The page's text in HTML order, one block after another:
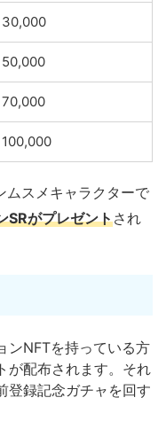
30,000
50,000
70,000
100,000
ムスメキャラクターで
SRがプレゼントされ
ンNFTを持っている方
が配布されます。それ
登録記念ガチャを回す